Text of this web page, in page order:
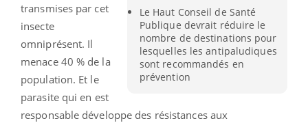
Le Haut Conseil de Santé
Publique devrait réduire le
nombre de destinations pour
lesquelles les antipaludiques
sont recommandés en
prévention
transmises par cet
insecte
omniprésent. Il
menace 40 % de la
population. Et le
parasite qui en est
responsable développe des résistances aux